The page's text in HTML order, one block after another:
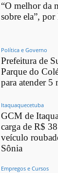
“O melhor da
sobre ela”, por
Política e Governo
Prefeitura de
Parque do
para atender 5
Itaquaquecetuba
GCM de
carga de R$
veículo
Sônia
Empregos e Cursos